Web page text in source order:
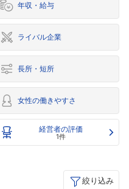
年収・給与
ライバル企業
長所・短所
女性の働きやすさ
経営者の評価
1件
絞り込み